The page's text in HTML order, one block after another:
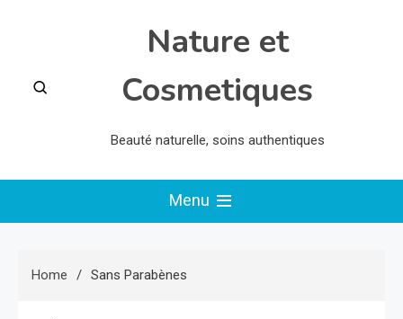
Nature et
Cosmetiques
Beauté naturelle, soins authentiques
Menu
Home Sans Parabènes